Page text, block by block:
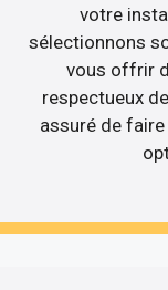
votre
sélectionnons
vous offrir
respectueux
assuré de